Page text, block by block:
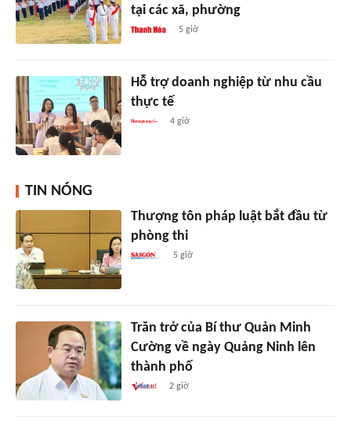
tại các xã, phường
5 giờ
Hỗ trợ doanh nghiệp từ nhu cầu
thực tế
4 giờ
TIN NÓNG
Thượng tôn pháp luật bắt đầu từ
phòng thi
5 giờ
Trăn trở của Bí thư Quản Minh
Cường về ngày Quảng Ninh lên
thành phố
2 giờ